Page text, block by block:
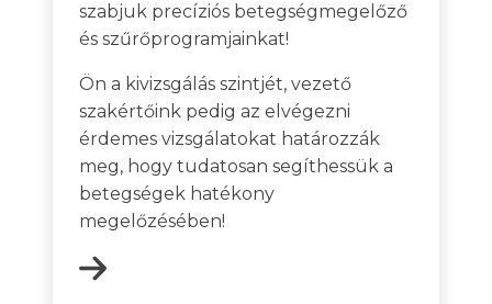
szabjuk precíziós betegségmegelőző
és szűrőprogramjainkat!
Ön a kivizsgálás szintjét, vezető
szakértőink pedig az elvégezni
érdemes vizsgálatokat határozzák
meg, hogy tudatosan segíthessük a
betegségek hatékony
megelőzésében!